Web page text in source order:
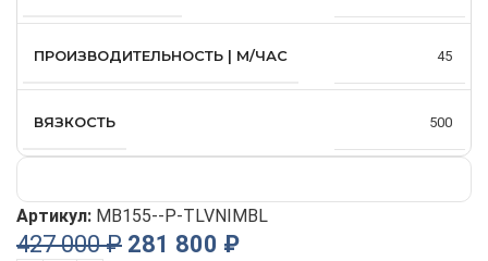
ПРОИЗВОДИТЕЛЬНОСТЬ | М/ЧАС 45
ВЯЗКОСТЬ 500
Артикул: MB155--P-TLVNIMBL
427 000₽ 281 800 ₽